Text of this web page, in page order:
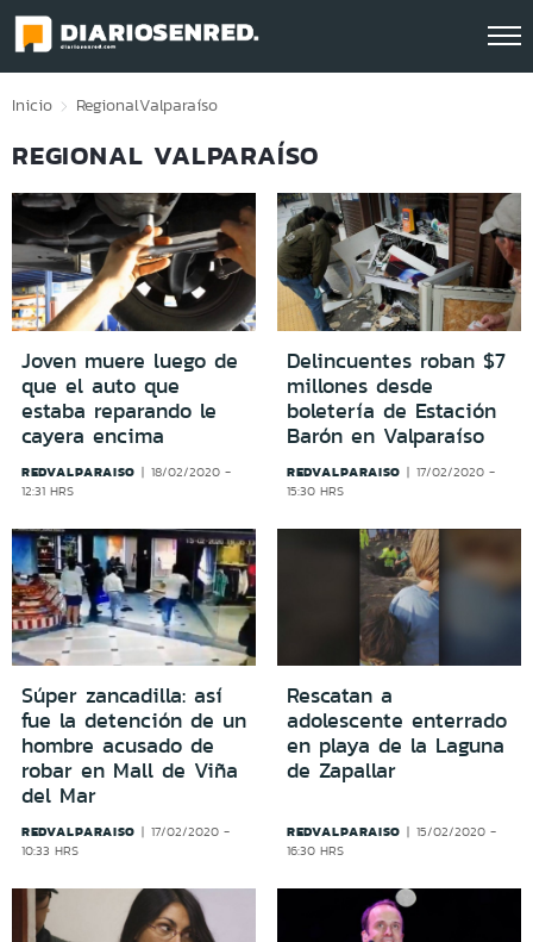
Click acá para ir directamente al contenido
Inicio RegionalValparaíso
REGIONAL VALPARAÍSO
Joven muere luego de
que el auto que
estaba reparando le
cayera encima
REDVALPARAISO
18/02/2020 -
12:31 HRS
Delincuentes roban $7
millones desde
boletería de Estación
Barón en Valparaíso
REDVALPARAISO
17/02/2020 -
15:30 HRS
Súper zancadilla: así
fue la detención de un
hombre acusado de
robar en Mall de Viña
del Mar
REDVALPARAISO
17/02/2020 -
10:33 HRS
Rescatan a
adolescente enterrado
en playa de la Laguna
de Zapallar
REDVALPARAISO
15/02/2020 -
16:30 HRS